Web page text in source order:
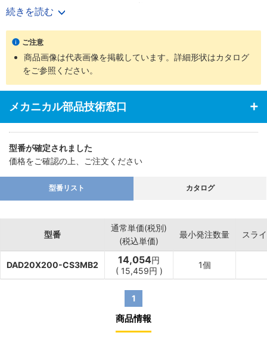
・700mm/s（Φ50、 63（シリンダ径50、63mm）は500mm/s）
の高速作動に対応
・耐久性のあるピストンパッキンを採用
・センサスイッチの後付けが可能
・高い取付け精度と簡単な取付作業
【用途】
・あらゆる業界の空気圧機器や生産ラインに対応
続きを読む
ご注意
商品画像は代表画像を掲載しています。詳細形状はカタログ
をご参照ください。
メカニカル部品技術窓口
型番が確定されました
価格をご確認の上、ご注文ください
型番リスト カタログ
型番
通常単価(税別)
(税込単価)
最小発注数量 スラ
DAD20X200-CS3MB2 14,054円
( 15,459円 )
1個
1
商品情報